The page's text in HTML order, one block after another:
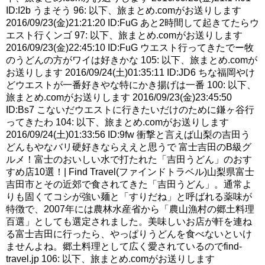
ID:I2b うまそう 96: 以下、旅まとめ.comがお送りします
2016/09/23(金)21:21:20 ID:FuG あと2時間して起きてたらウ
エスト行くンゴ 97: 以下、旅まとめ.comがお送りします
2016/09/23(金)22:45:10 ID:FuG ウエスト行ってきたでー牧
のうどんの方がワイは好きかな 105: 以下、旅まとめ.comが
お送りします 2016/09/24(土)01:35:11 ID:JD6 ちな福岡やけ
どウエストが一番好きやな特にかき揚げは一番 100: 以下、
旅まとめ.comがお送りします 2016/09/23(金)23:45:50
ID:Bs7 こないだウエストに行きたいだけのために鎌ヶ谷行
ってきたわ 104: 以下、旅まとめ.comがお送りします
2016/09/24(土)01:33:56 ID:9fw 衝撃と言えば山梨の吉田う
どんもやなバリ硬好きならええと思うで 富士吉田のB級グ
ルメ！富士のおいしい水で打たれた「吉田うどん」のおす
すめ店10選！| Find Travel(ファインドトラベル)山梨県富士
吉田市とその近郊で食されてきた「吉田うどん」。通常よ
りも固くてコシが強い麺と「すりだね」と呼ばれる薬味が
特徴で、2007年には農林水産省から「農山漁村の郷土料理
百選」としても選定されました。美味しいお店が軒を連ね
る富士吉田に行ったら、やっぱりうどんを食べないといけ
ませんよね。郷土料理として広く愛されているのでfind-
travel.jp 106: 以下、旅まとめ.comがお送りします